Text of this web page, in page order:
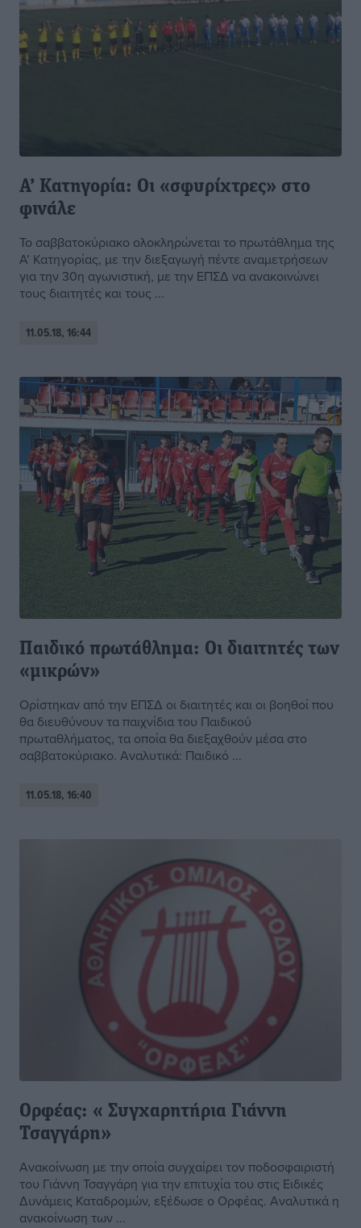
Α’ Κατηγορία: Οι «σφυρίχτρες» στο
φινάλε
Το σαββατοκύριακο ολοκληρώνεται το πρωτάθλημα της
Α’ Κατηγορίας, με την διεξαγωγή πέντε αναμετρήσεων
για την 30η αγωνιστική, με την ΕΠΣΔ να ανακοινώνει
τους διαιτητές και τους ...
11.05.18, 16:44
Παιδικό πρωτάθλημα: Οι διαιτητές των
«μικρών»
Ορίστηκαν από την ΕΠΣΔ οι διαιτητές και οι βοηθοί που
θα διευθύνουν τα παιχνίδια του Παιδικού
πρωταθλήματος, τα οποία θα διεξαχθούν μέσα στο
σαββατοκύριακο. Αναλυτικά: Παιδικό ...
11.05.18, 16:40
Ορφέας: « Συγχαρητήρια Γιάννη
Τσαγγάρη»
Ανακοίνωση με την οποία συγχαίρει τον ποδοσφαιριστή
του Γιάννη Τσαγγάρη για την επιτυχία του στις Ειδικές
Δυνάμεις Καταδρομών, εξέδωσε ο Ορφέας. Αναλυτικά η
ανακοίνωση των ...